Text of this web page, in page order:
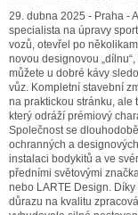
29. dubna 2025 - Praha -
specialista na úpravy
vozů, otevřel po
novou designovou
můžete u dobré kávy
vůz. Kompletní stavební
na praktickou stránku, ale
který odráží prémiový
Společnost se
ochranných a
instalaci bodykitů a ve
předními světovými
nebo LARTE Design.
důrazu na kvalitu